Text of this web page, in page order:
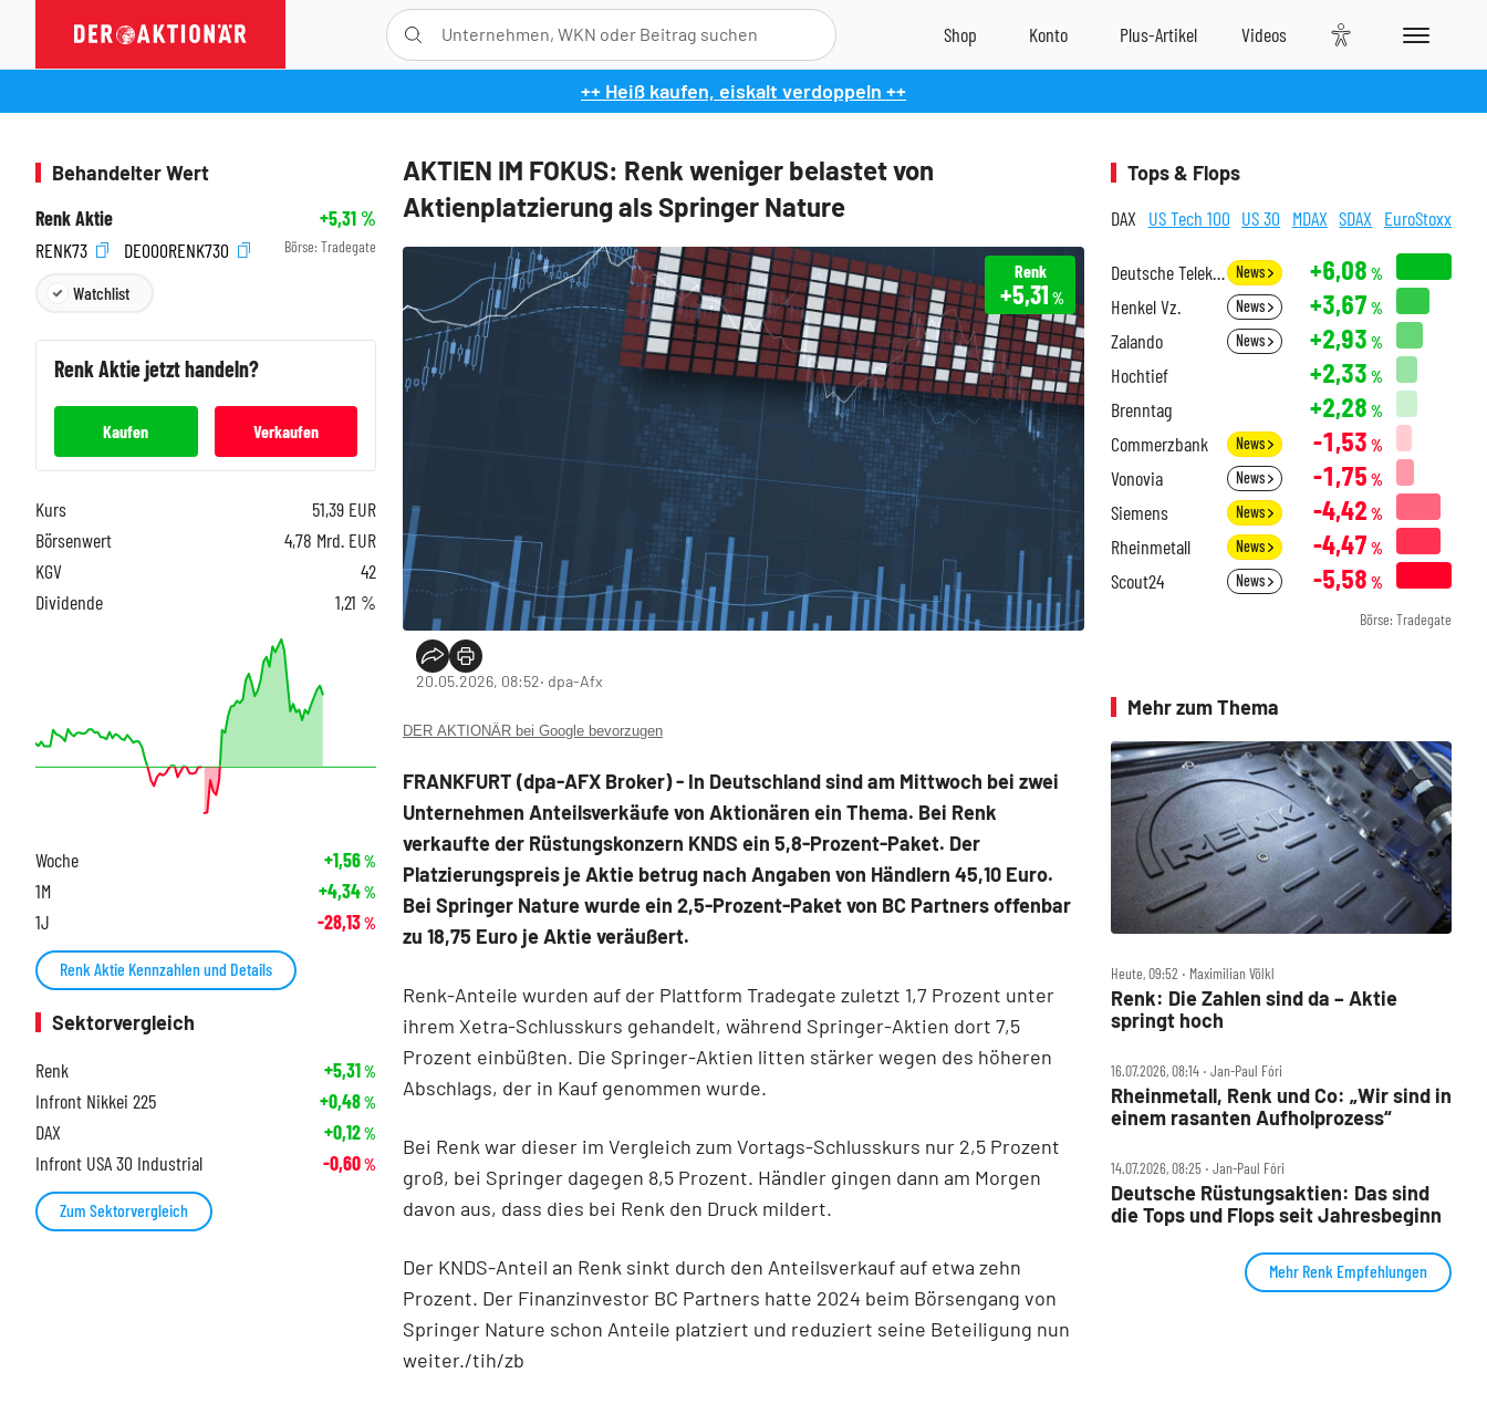
++ Heiß kaufen, eiskalt verdoppeln ++
AKTIEN IM FOKUS: Renk weniger belastet von
Aktienplatzierung als Springer Nature
Renk
+5,31 %
20.05.2026, 08:52‧ dpa-Afx
DER AKTIONÄR bei Google bevorzugen
FRANKFURT (dpa-AFX Broker) - In Deutschland sind am Mittwoch bei zwei
Unternehmen Anteilsverkäufe von Aktionären ein Thema. Bei Renk
verkaufte der Rüstungskonzern KNDS ein 5,8-Prozent-Paket. Der
Platzierungspreis je Aktie betrug nach Angaben von Händlern 45,10 Euro.
Bei Springer Naturewurde ein 2,5-Prozent-Paket von BC Partners offenbar
zu 18,75 Euro je Aktie veräußert.
Renk-Anteile wurden auf der Plattform Tradegate zuletzt 1,7 Prozent unter
ihrem Xetra-Schlusskurs gehandelt, während Springer-Aktien dort 7,5
Prozent einbüßten. Die Springer-Aktien litten stärker wegen des höheren
Abschlags, der in Kauf genommen wurde.
Bei Renk war dieser im Vergleich zum Vortags-Schlusskurs nur 2,5 Prozent
groß, bei Springer dagegen 8,5 Prozent. Händler gingen dann am Morgen
davon aus, dass dies bei Renk den Druck mildert.
Der KNDS-Anteil an Renk sinkt durch den Anteilsverkauf auf etwa zehn
Prozent. Der Finanzinvestor BC Partners hatte 2024 beim Börsengang von
Springer Nature schon Anteile platziert und reduziert seine Beteiligung nun
weiter./tih/zb
Behandelter Wert
Renk Aktie
+5,31%
RENK73
DE000RENK730 Börse: Tradegate
Watchlist
RenkAktie jetzt handeln?
Kaufen Verkaufen
Kurs 51,39 EUR
Börsenwert
4,78 Mrd. EUR
KGV
42
Dividende
1,21 %
Woche +1,56%
1M +4,34%
1J -28,13%
Renk Aktie Kennzahlen und Details
Sektorvergleich
Renk
+5,31%
Infront Nikkei 225 +0,48%
DAX +0,12%
Infront USA 30 Industrial -0,60%
Zum Sektorvergleich
Tops & Flops
DAX US Tech 100 US 30 MDAX SDAX EuroStoxx
Deutsche Telekom News +6,08 %
Henkel Vz. News +3,67 %
Zalando News +2,93 %
Hochtief +2,33 %
Brenntag +2,28 %
Commerzbank News -1,53 %
Vonovia News -1,75 %
Siemens News -4,42 %
Rheinmetall News -4,47 %
Scout24 News -5,58 %
Börse: Tradegate
Mehr zum Thema
Heute, 09:52 ‧ Maximilian Völkl
Renk: Die Zahlen sind da – Aktie
springt hoch
16.07.2026, 08:14 ‧ Jan-Paul Fóri
Rheinmetall, Renk und Co: „Wir sind in
einem rasanten Aufholprozess“
14.07.2026, 08:25 ‧ Jan-Paul Fóri
Deutsche Rüstungsaktien: Das sind
die Tops und Flops seit Jahresbeginn
Mehr Renk Empfehlungen